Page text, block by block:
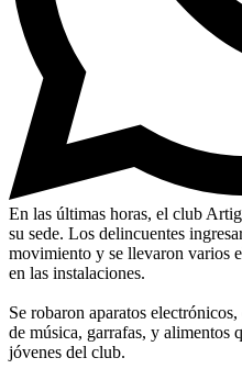
En las últimas horas, el club
su sede. Los delincuentes
movimiento y se llevaron varios
en las instalaciones.
Se robaron aparatos
de música, garrafas, y alimentos
jóvenes del club.